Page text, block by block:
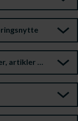
artikler m.m.